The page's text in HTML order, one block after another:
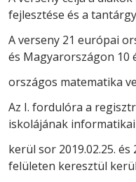
fejlesztése és a tantárgy
A verseny 21 európai
és Magyarországon 10
országos matematika
Az I. fordulóra a
iskolájának
kerül sor 2019.02.25.
felületen keresztül kerül